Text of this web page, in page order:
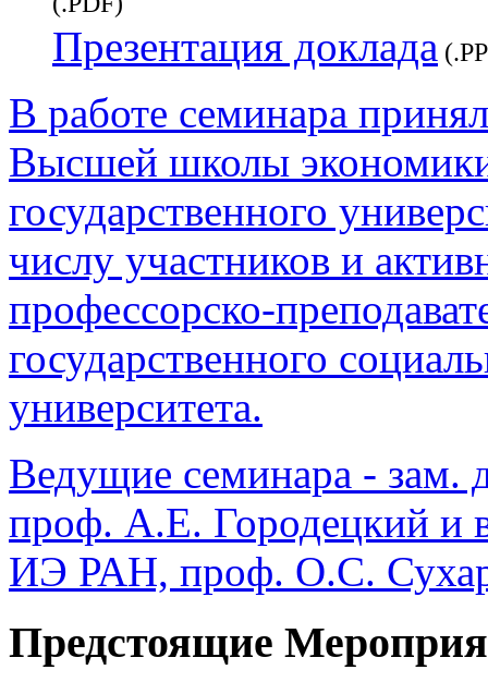
Презентация доклада
В работе семинара
Высшей школы
государственного
числу участников и
профессорско-
государственного
университета.
Ведущие семинара - зам.
проф. А.Е. Городецкий и
ИЭ РАН, проф. О.С.
Предстоящие